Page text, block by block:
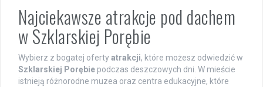
Najciekawsze atrakcje pod dachem
w Szklarskiej Porębie
Wybierz z bogatej ofertyatrakcji, które możesz odwiedzić w
Szklarskiej Porębie podczas deszczowych dni. W mieście
istnieją różnorodne muzea oraz centra edukacyjne, które